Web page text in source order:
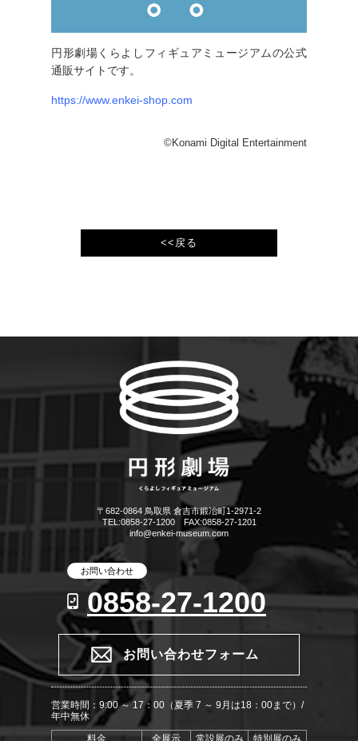
円形劇場くらよしフィギュアミュージアムの公式
通販サイトです。
https://www.enkei-shop.com
©Konami Digital Entertainment
<<戻る
〒682-0864 鳥取県 倉吉市鍛冶町1-2971-2
TEL:0858-27-1200 FAX:0858-27-1201
info@enkei-museum.com
お問い合わせ
0858-27-1200
お問い合わせフォーム
営業時間：9:00 ～ 17：00（夏季 7 ～ 9月は18：00まで）/
年中無休
料金
全展示 常設展のみ 特別展のみ